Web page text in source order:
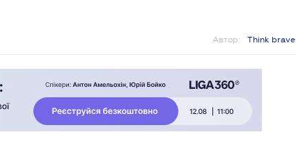
Автор: Think brave